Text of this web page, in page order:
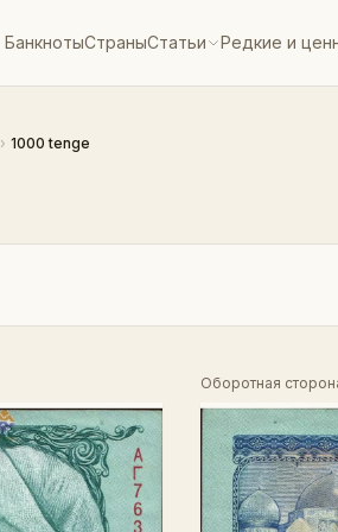
БанкнотыСтраныСтатьи Редкие и
› 1000 tenge
Оборотная